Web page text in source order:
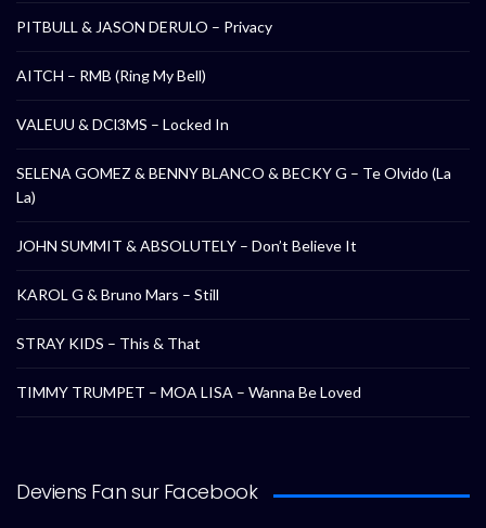
PITBULL & JASON DERULO – Privacy
AITCH – RMB (Ring My Bell)
VALEUU & DCl3MS – Locked In
SELENA GOMEZ & BENNY BLANCO & BECKY G – Te Olvido (La
La)
JOHN SUMMIT & ABSOLUTELY – Don’t Believe It
KAROL G & Bruno Mars – Still
STRAY KIDS – This & That
TIMMY TRUMPET – MOA LISA – Wanna Be Loved
Deviens Fan sur Facebook